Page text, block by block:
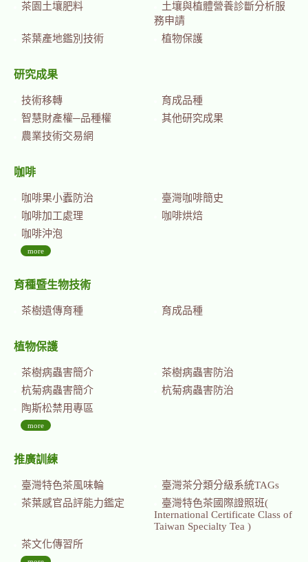
茶園土壤肥料
土壤與植體營養診斷分析服
務申請
茶葉產地鑑別技術
植物保護
研究成果
技術移轉
育成品種
智慧財產權─品種權
其他研究成果
農業技術交易網
咖啡
咖啡果小蠹防治
臺灣咖啡簡史
咖啡加工處理
咖啡烘焙
咖啡沖泡
more
育種暨生物技術
茶樹遺傳育種 育成品種
植物保護
茶樹病蟲害簡介
茶樹病蟲害防治
杭菊病蟲害簡介
杭菊病蟲害防治
陶斯松禁用專區
more
推廣訓練
臺灣特色茶風味輪
臺灣茶分類分級系統TAGs
茶葉感官品評能力鑑定
臺灣特色茶國際證照班(
International Certificate Class of
Taiwan Specialty Tea )
茶文化傳習所